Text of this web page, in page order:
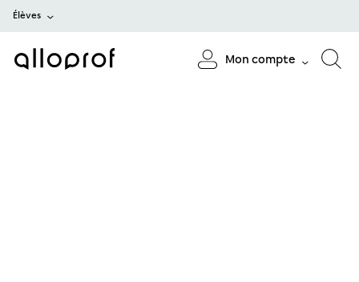
Élèves
Mon compte